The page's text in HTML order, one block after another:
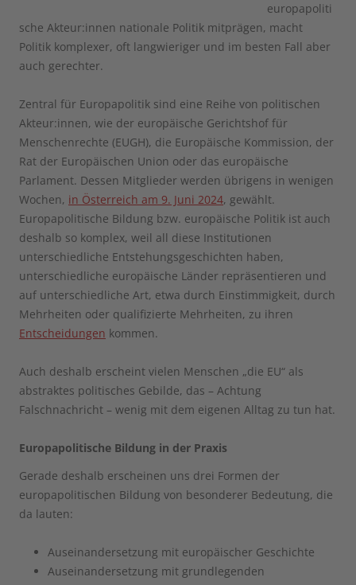
europapoliti
sche Akteur:innen nationale Politik mitprägen, macht
Politik komplexer, oft langwieriger und im besten Fall aber
auch gerechter.
Zentral für Europapolitik sind eine Reihe von politischen
Akteur:innen, wie der europäische Gerichtshof für
Menschenrechte (EUGH), die Europäische Kommission, der
Rat der Europäischen Union oder das europäische
Parlament. Dessen Mitglieder werden übrigens in wenigen
Wochen, in Österreich am 9. Juni 2024, gewählt.
Europapolitische Bildung bzw. europäische Politik ist auch
deshalb so komplex, weil all diese Institutionen
unterschiedliche Entstehungsgeschichten haben,
unterschiedliche europäische Länder repräsentieren und
auf unterschiedliche Art, etwa durch Einstimmigkeit, durch
Mehrheiten oder qualifizierte Mehrheiten, zu ihren
Entscheidungen kommen.
Auch deshalb erscheint vielen Menschen „die EU“ als
abstraktes politisches Gebilde, das – Achtung
Falschnachricht – wenig mit dem eigenen Alltag zu tun hat.
Europapolitische Bildung in der Praxis
Gerade deshalb erscheinen uns drei Formen der
europapolitischen Bildung von besonderer Bedeutung, die
da lauten:
Auseinandersetzung mit europäischer Geschichte
Auseinandersetzung mit grundlegenden